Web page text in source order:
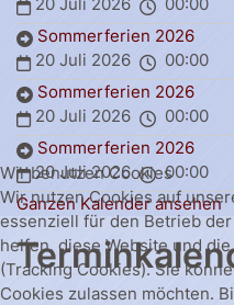
Sommerferien 2026
20 Juli 2026
00:00
Sommerferien 2026
20 Juli 2026
00:00
Sommerferien 2026
20 Juli 2026
00:00
Ganzen Kalender ansehen
Wir benutzen Cookies
Wir nutzen Cookies auf
essenziell für den Betrieb
helfen, diese Website und
(Tracking Cookies). Sie
Cookies zulassen möchten.